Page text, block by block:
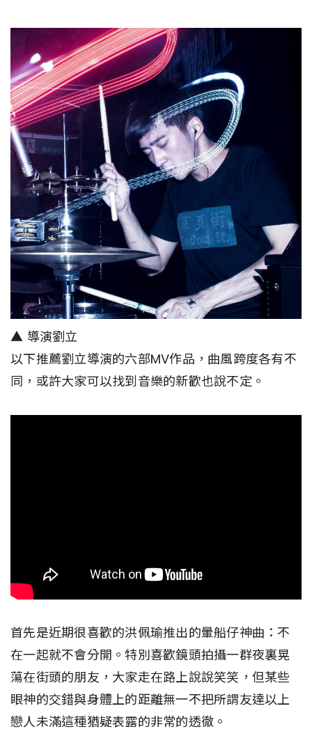
▲ 導演劉立
以下推薦劉立導演的六部MV作品，曲風跨度各有不
同，或許大家可以找到音樂的新歡也說不定。
首先是近期很喜歡的洪佩瑜推出的暈船仔神曲：不
在一起就不會分開。特別喜歡鏡頭拍攝一群夜裏晃
蕩在街頭的朋友，大家走在路上說說笑笑，但某些
眼神的交錯與身體上的距離無一不把所謂友達以上
戀人未滿這種猶疑表露的非常的透徹。